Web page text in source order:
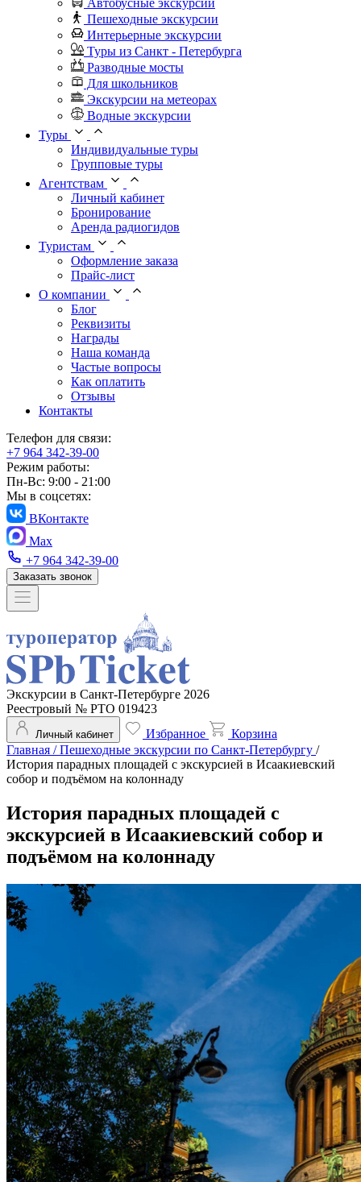
Автобусные экскурсии
Пешеходные экскурсии
Интерьерные экскурсии
Туры из Санкт - Петербурга
Разводные мосты
Для школьников
Экскурсии на метеорах
Водные экскурсии
Туры
Индивидуальные туры
Групповые туры
Агентствам
Личный кабинет
Бронирование
Аренда радиогидов
Туристам
Оформление заказа
Прайс-лист
О компании
Блог
Реквизиты
Награды
Наша команда
Частые вопросы
Как оплатить
Отзывы
Контакты
Телефон для связи:
+7 964 342-39-00
Режим работы:
Пн-Вс: 9:00 - 21:00
Мы в соцсетях:
ВКонтакте
Max
+7 964 342-39-00
Заказать звонок
Экскурсии в Санкт-Петербурге 2026
Реестровый № РТО 019423
Личный кабинет Избранное
Корзина
Главная /Пешеходные экскурсии по Санкт-Петербургу /
История парадных площадей с экскурсией в Исаакиевский
собор и подъёмом на колоннаду
История парадных площадей с
экскурсией в Исаакиевский собор и
подъёмом на колоннаду